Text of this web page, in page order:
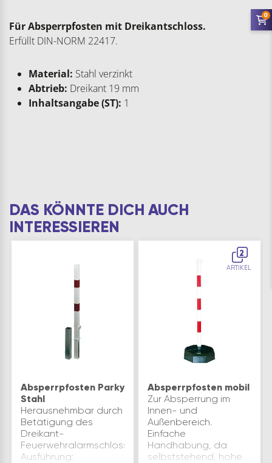
Für Absperrpfosten mit Dreikantschloss.
Erfüllt DIN-NORM 22417.
Material: Stahl verzinkt
Abtrieb: Dreikant 19 mm
Inhaltsangabe (ST): 1
DAS KÖNNTE DICH AUCH
INTERESSIEREN
Absperrpfosten Parky
Stahl
Herausnehmbar durch
Betätigung des
Dreikant-
Feuerwehralarmschlosses.
Ausführung:
2
ARTIKEL
Absperrpfosten mobil
Zur Absperrung im
Innen- und
Außenbereich.
Einfache
Handhabung, da
selbststehend, hohe
0